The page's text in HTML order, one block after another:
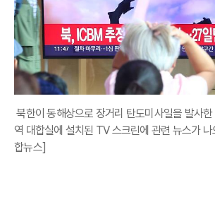
북한이 동해상으로 장거리 탄도미사일을 발사
역 대합실에 설치된 TV 스크린에 관련 뉴스가
합뉴스]